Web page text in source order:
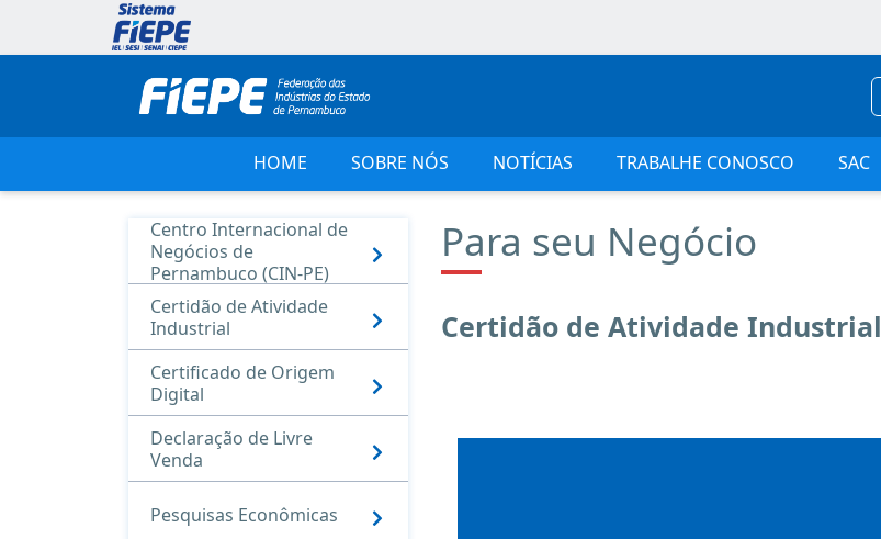
HOME SOBRE NÓS NOTÍCIAS TRABALHE CONOSCO SAC
Centro Internacional de
Negócios de
Pernambuco (CIN-PE)
Certidão de Atividade
Industrial
Certificado de Origem
Digital
Declaração de Livre
Venda
Pesquisas Econômicas
Para seu Negócio
Certidão de Atividade Industrial